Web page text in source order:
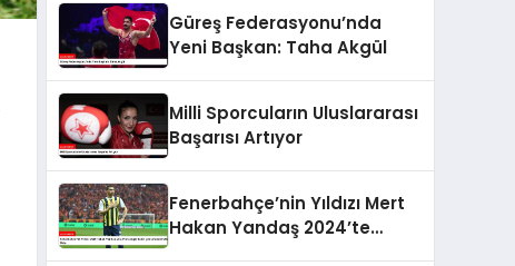
Güreş Federasyonu’nda
Yeni Başkan: Taha Akgül
Milli Sporcuların Uluslararası
Başarısı Artıyor
Fenerbahçe’nin Yıldızı Mert
Hakan Yandaş 2024’te